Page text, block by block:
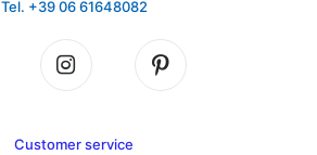
Tel. +39 06 61648082
Customer service